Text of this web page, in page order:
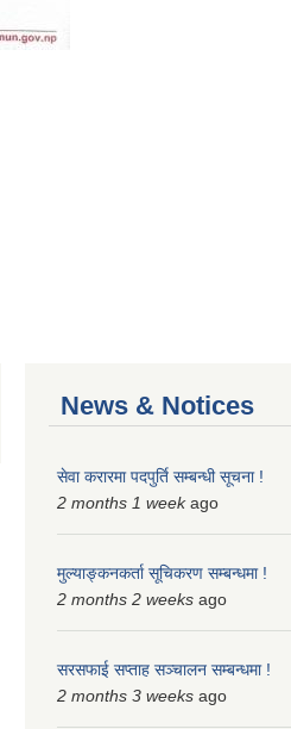
News & Notices
सेवा करारमा पदपुर्ति सम्बन्धी सूचना !
2 months 1 weekago
मुल्याङ्कनकर्ता सूचिकरण सम्बन्धमा !
2 months 2 weeks ago
सरसफाई सप्ताह सञ्चालन सम्बन्धमा !
2 months 3 weeks ago